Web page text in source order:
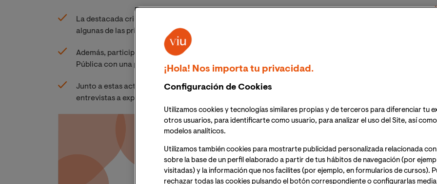
La destacada criminóloga y docente de VIU llevará a cabo una intensa actividad docente en
algunas de las principales universidades del país latinoamericano
Además, participará en el 7º Congreso Mundial de Ciencias Forenses, Derecho y Seguridad
Pública con una ponencia sobre el concepto de
Acting Out del asesino múltiple
Junto a estas actividades, realizará labor investigativa sobre criminalidad violenta, a través de
entrevistas a expertos y delincuentes
¡Hola! Nos importa tu privacidad.
Configuración de Cookies
Utilizamos cookies y tecnologías similares propias y de terceros para diferenciar tu
otros usuarios, para identificarte como usuario, para analizar el uso del Site, así
modelos analíticos.
Utilizamos también cookies para mostrarte publicidad personalizada relacionada
sobre la base de un perfil elaborado a partir de tus hábitos de navegación (por
visitadas) y la información que nos facilites (por ejemplo, en formularios de cursos).
rechazar todas las cookies pulsando el botón correspondiente o configurarlas